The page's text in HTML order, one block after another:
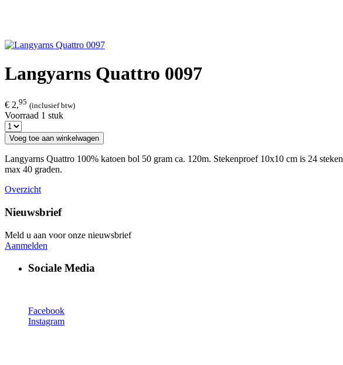
Langyarns Quattro 0097
€ 2,95 (inclusief btw)
Voorraad 1 stuk
Voeg toe aan winkelwagen
Langyarns Quattro 100% katoen bol 50 gram ca. 120m. Stekenproef 10x10 cm is 24
max 40 graden.
Overzicht
Nieuwsbrief
Meld u aan voor onze nieuwsbrief
Aanmelden
Sociale Media
Facebook
Instagram